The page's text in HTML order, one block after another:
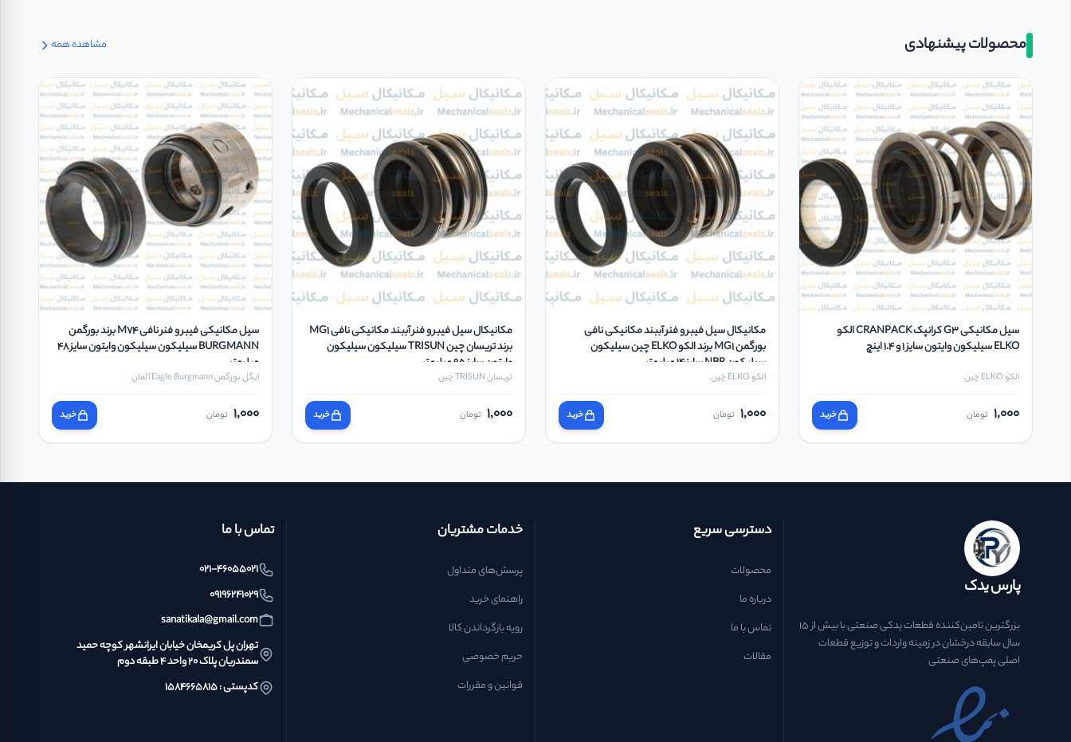
محصولات پیشنهادی مشاهده همه
سیل مکانیکی G3 کرانپک CRANPACK الکو
ELKO سیلیکون وایتون سایز 1 و 1.4 اینچ
الکو ELKO چین
1,000 تومان خرید
مکانیکال سیل فیبر و فنر آببند مکانیکی نافی
بورگمن MG1 برند الکو ELKO چین سیلیکون
سیلیکون NBR سایز 14 میلیمتر
الکو ELKO چین
1,000 تومان خرید
مکانیکال سیل فیبر و فنر آببند مکانیکی نافی MG1
برند تریسان چین TRISUN سیلیکون سیلیکون
وایتون سایز 95 میلیمتر
تریسان TRISUN چین
1,000 تومان خرید
سیل مکانیکی فیبر و فنر نافی M74 برند بورگمن
BURGMANN سیلیکون سیلیکون وایتون سایز 48
میلیمتر
ایگل بورگمن Eagle Burgmann آلمان
1,000 تومان خرید
پارس یدک
بزرگترین تامین‌کننده قطعات یدکی صنعتی با بیش از ۱۵
سال سابقه درخشان در زمینه واردات و توزیع قطعات
اصلی پمپ‌های صنعتی
دسترسی سریع
محصولات
درباره ما
تماس با ما
مقالات
خدمات مشتریان
پرسش‌های متداول
راهنمای خرید
رویه بازگرداندن کالا
حریم خصوصی
قوانین و مقررات
تماس با ما
021-46055021
09196241029
sanatikala@gmail.com
تهران پل کریمخان خیابان ایرانشهر کوچه حمید
سمندریان پلاک ۲۰ واحد ۴ طبقه دوم
کدپستی : ۱۵۸۴۶۶۵۸۱۵